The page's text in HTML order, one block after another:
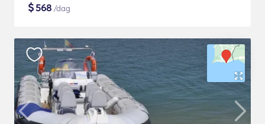
$568 /dag